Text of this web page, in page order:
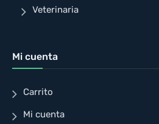
Veterinaria
Mi cuenta
Carrito
Mi cuenta